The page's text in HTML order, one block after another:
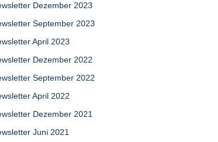
Dezember 2023
September 2023
April 2023
Dezember 2022
September 2022
April 2022
Dezember 2021
Juni 2021